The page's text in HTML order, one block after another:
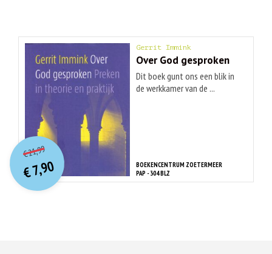
Gerrit Immink
Over God gesproken
Dit boek gunt ons een blik in
de werkkamer van de ...
BOEKENCENTRUM ZOETERMEER
PAP - 304 BLZ
€21,99O
orspr
onkelijke
prijs
was:
€ 21,99.
€7,90
Huidige
prijs
is:
€ 7,90.